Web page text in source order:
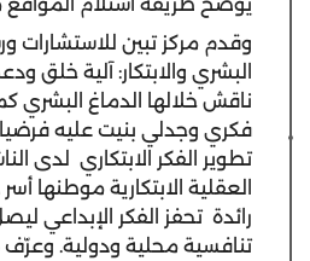
وقدم مركز تبين للاستشارات
البشري والابتكار: آلية خلق
ناقش خلالها الدماغ البشري
فكري وجدلي بنيت عليه
تطوير الفكر الابتكاري لدى
العقلية الابتكارية موطنها
رائدة تحفز الفكر الإبداعي
تنافسية محلية ودولية.